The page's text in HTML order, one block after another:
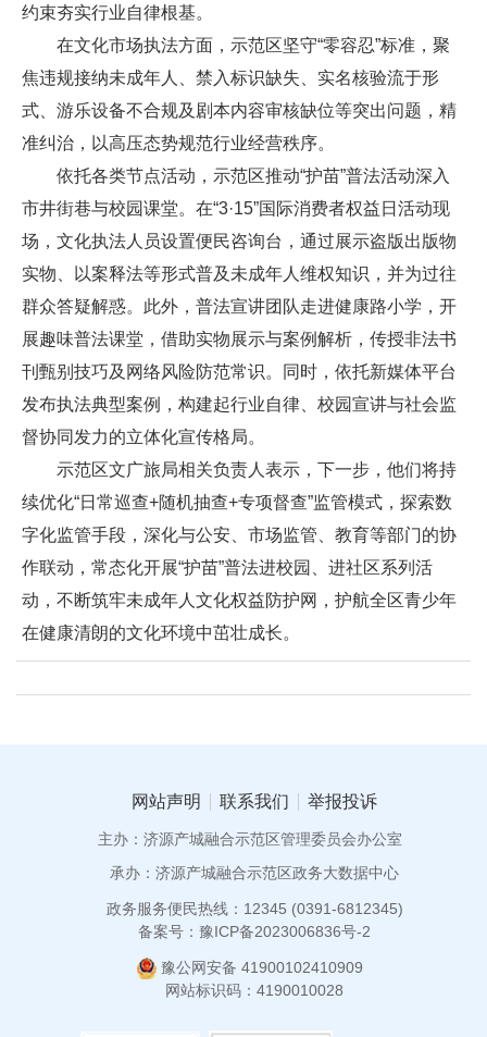
约束夯实行业自律根基。
在文化市场执法方面，示范区坚守“零容忍”标准，聚
焦违规接纳未成年人、禁入标识缺失、实名核验流于形
式、游乐设备不合规及剧本内容审核缺位等突出问题，精
准纠治，以高压态势规范行业经营秩序。
依托各类节点活动，示范区推动“护苗”普法活动深入
市井街巷与校园课堂。在“3·15”国际消费者权益日活动现
场，文化执法人员设置便民咨询台，通过展示盗版出版物
实物、以案释法等形式普及未成年人维权知识，并为过往
群众答疑解惑。此外，普法宣讲团队走进健康路小学，开
展趣味普法课堂，借助实物展示与案例解析，传授非法书
刊甄别技巧及网络风险防范常识。同时，依托新媒体平台
发布执法典型案例，构建起行业自律、校园宣讲与社会监
督协同发力的立体化宣传格局。
示范区文广旅局相关负责人表示，下一步，他们将持
续优化“日常巡查+随机抽查+专项督查”监管模式，探索数
字化监管手段，深化与公安、市场监管、教育等部门的协
作联动，常态化开展“护苗”普法进校园、进社区系列活
动，不断筑牢未成年人文化权益防护网，护航全区青少年
在健康清朗的文化环境中茁壮成长。
网站声明 联系我们 举报投诉
主办：济源产城融合示范区管理委员会办公室
承办：济源产城融合示范区政务大数据中心
政务服务便民热线：12345 (0391-6812345)
备案号：豫ICP备2023006836号-2
豫公网安备 41900102410909
网站标识码：4190010028